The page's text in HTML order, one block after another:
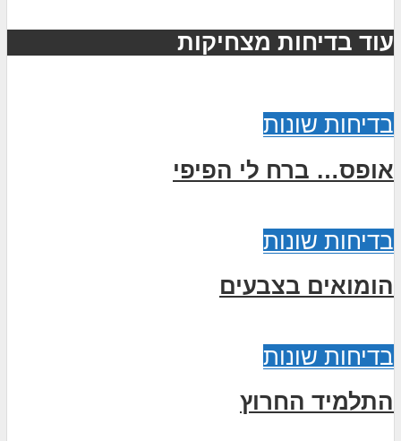
עוד בדיחות מצחיקות
בדיחות שונות
אופס… ברח לי הפיפי
בדיחות שונות
הומואים בצבעים
בדיחות שונות
התלמיד החרוץ